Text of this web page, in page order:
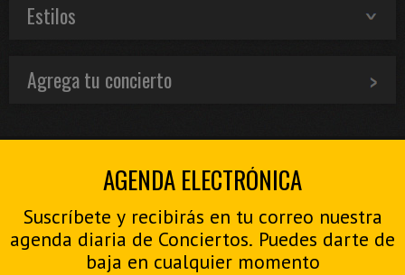
Estilos
Agrega tu concierto
AGENDA ELECTRÓNICA
Suscríbete y recibirás en tu correo nuestra
agenda diaria de Conciertos. Puedes darte de
baja en cualquier momento